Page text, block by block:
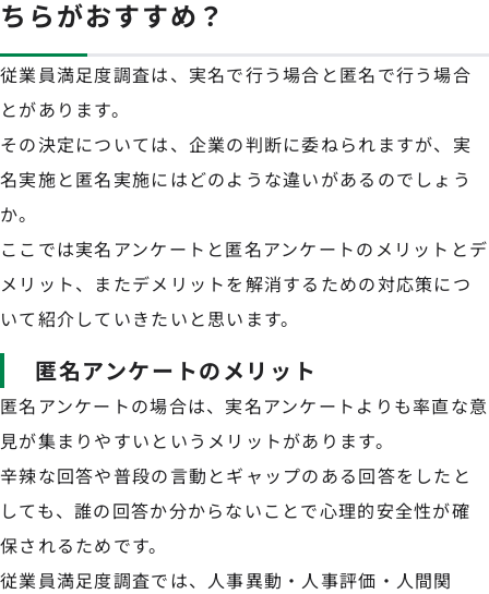
ちらがおすすめ？
従業員満足度調査は、実名で行う場合と匿名で行う場合
とがあります。
その決定については、企業の判断に委ねられますが、実
名実施と匿名実施にはどのような違いがあるのでしょう
か。
ここでは実名アンケートと匿名アンケートのメリットとデ
メリット、またデメリットを解消するための対応策につ
いて紹介していきたいと思います。
匿名アンケートのメリット
匿名アンケートの場合は、実名アンケートよりも率直な意
見が集まりやすいというメリットがあります。
辛辣な回答や普段の言動とギャップのある回答をしたと
しても、誰の回答か分からないことで心理的安全性が確
保されるためです。
従業員満足度調査では、人事異動・人事評価・人間関